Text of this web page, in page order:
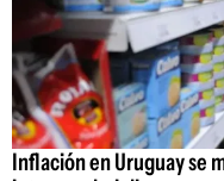
Inflación en Uruguay se